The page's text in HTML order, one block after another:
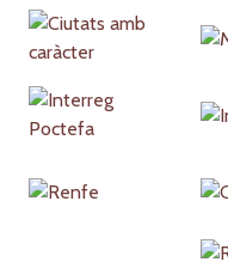
Partners